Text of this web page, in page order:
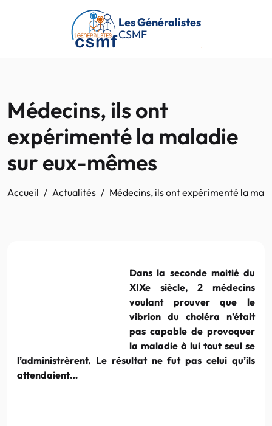
Passer au contenu principal
Les Généralistes
CSMF
Médecins, ils ont
expérimenté la maladie
sur eux-mêmes
Accueil Actualités Médecins, ils ont expérimenté la
Dans la seconde moitié du
XIXe siècle, 2 médecins
voulant prouver que le
vibrion du choléra n’était
pas capable de provoquer
la maladie à lui tout seul se
l’administrèrent. Le résultat ne fut pas celui qu’ils
attendaient…